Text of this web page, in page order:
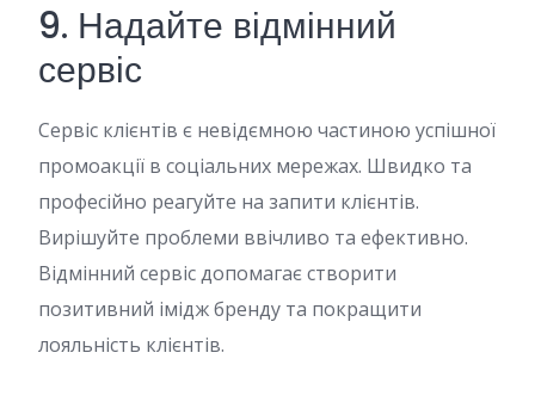
9. Надайте відмінний
сервіс
Сервіс клієнтів є невідємною частиною успішної
промоакції в соціальних мережах. Швидко та
професійно реагуйте на запити клієнтів.
Вирішуйте проблеми ввічливо та ефективно.
Відмінний сервіс допомагає створити
позитивний імідж бренду та покращити
лояльність клієнтів.